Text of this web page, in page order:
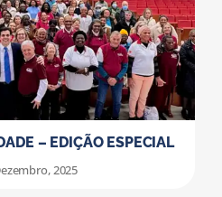
– EDIÇÃO ESPECIAL
2025